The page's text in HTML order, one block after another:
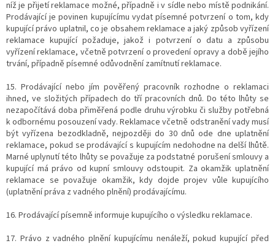
níž je přijetí reklamace možné, případně i v sídle nebo místě podnikání.
Prodávající je povinen kupujícímu vydat písemné potvrzení o tom, kdy
kupující právo uplatnil, co je obsahem reklamace a jaký způsob vyřízení
reklamace kupující požaduje, jakož i potvrzení o datu a způsobu
vyřízení reklamace, včetně potvrzení o provedení opravy a době jejího
trvání, případně písemné odůvodnění zamítnutí reklamace.
15. Prodávající nebo jím pověřený pracovník rozhodne o reklamaci
ihned, ve složitých případech do tří pracovních dnů. Do této lhůty se
nezapočítává doba přiměřená podle druhu výrobku či služby potřebná
k odbornému posouzení vady. Reklamace včetně odstranění vady musí
být vyřízena bezodkladně, nejpozději do 30 dnů ode dne uplatnění
reklamace, pokud se prodávající s kupujícím nedohodne na delší lhůtě.
Marné uplynutí této lhůty se považuje za podstatné porušení smlouvy a
kupující má právo od kupní smlouvy odstoupit. Za okamžik uplatnění
reklamace se považuje okamžik, kdy dojde projev vůle kupujícího
(uplatnění práva z vadného plnění) prodávajícímu.
16. Prodávající písemně informuje kupujícího o výsledku reklamace.
17. Právo z vadného plnění kupujícímu nenáleží, pokud kupující před